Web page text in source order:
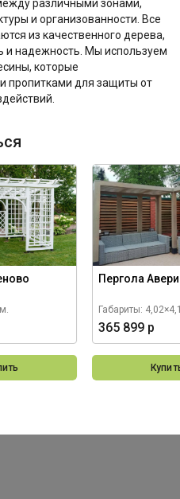
различными зонами,
и организованности. Все
из качественного дерева,
и надежность. Мы используем
которые
пропитками для защиты от
Пергола
Габариты:
365 899 р